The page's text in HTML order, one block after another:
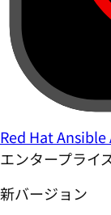
Red Hat
エンタープライ
新バージョン